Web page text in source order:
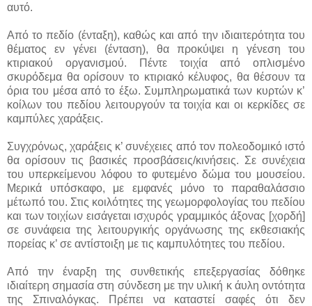
αυτό.
Από το πεδίο (ένταξη), καθώς και από την ιδιαιτερότητα του
θέματος εν γένει (ένταση), θα προκύψει η γένεση του
κτιριακού οργανισμού. Πέντε τοιχία από οπλισμένο
σκυρόδεμα θα ορίσουν το κτιριακό κέλυφος, θα θέσουν τα
όρια του μέσα από το έξω. Συμπληρωματικά των κυρτών κ’
κοίλων του πεδίου λειτουργούν τα τοιχία και οι κερκίδες σε
καμπύλες χαράξεις.
Συγχρόνως, χαράξεις κ’ συνέχειες από τον πολεοδομικό ιστό
θα ορίσουν τις βασικές προσβάσεις/κινήσεις. Σε συνέχεια
του υπερκείμενου λόφου το φυτεμένο δώμα του μουσείου.
Μερικά υπόσκαφο, με εμφανές μόνο το παραθαλάσσιο
μέτωπό του. Στις κοιλότητες της γεωμορφολογίας του πεδίου
και των τοιχίων εισάγεται ισχυρός γραμμικός άξονας [χορδή]
σε συνάφεια της λειτουργικής οργάνωσης της εκθεσιακής
πορείας κ’ σε αντίστοιξη με τις καμπυλότητες του πεδίου.
Από την έναρξη της συνθετικής επεξεργασίας δόθηκε
ιδιαίτερη σημασία στη σύνδεση με την υλική κ άυλη οντότητα
της Σπιναλόγκας. Πρέπει να καταστεί σαφές ότι δεν